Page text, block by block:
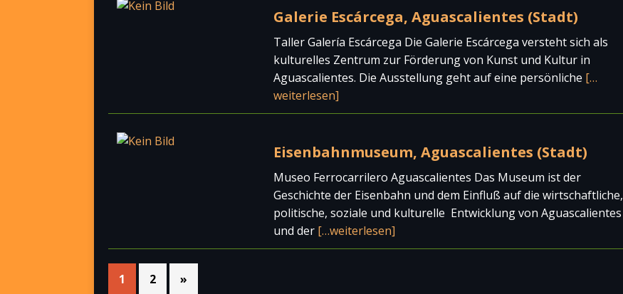
Galerie Escárcega, Aguascalientes (Stadt)
Taller Galería Escárcega Die Galerie Escárcega versteht sich als
kulturelles Zentrum zur Förderung von Kunst und Kultur in
Aguascalientes. Die Ausstellung geht auf eine persönliche […
weiterlesen]
Eisenbahnmuseum, Aguascalientes (Stadt)
Museo Ferrocarrilero Aguascalientes Das Museum ist der
Geschichte der Eisenbahn und dem Einfluß auf die wirtschaftliche,
politische, soziale und kulturelle Entwicklung von Aguascalientes
und der […weiterlesen]
1 2 »